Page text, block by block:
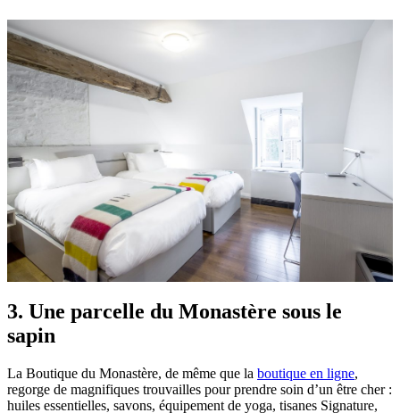
3. Une parcelle du Monastère sous le
sapin
La Boutique du Monastère, de même que la boutique en ligne,
regorge de magnifiques trouvailles pour prendre soin d’un être cher :
huiles essentielles, savons, équipement de yoga, tisanes Signature,